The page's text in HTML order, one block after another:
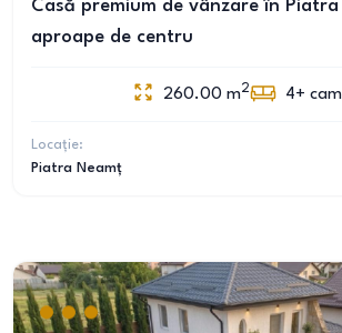
Casă premium de vânzare în Piatra
aproape de centru
260.00 m2 4+
Locație:
Piatra Neamț